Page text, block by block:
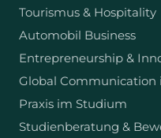
Tourismus & Hospitality
Automobil Business
Entrepreneurship &
Global Communication
Praxis im Studium
Studienberatung &